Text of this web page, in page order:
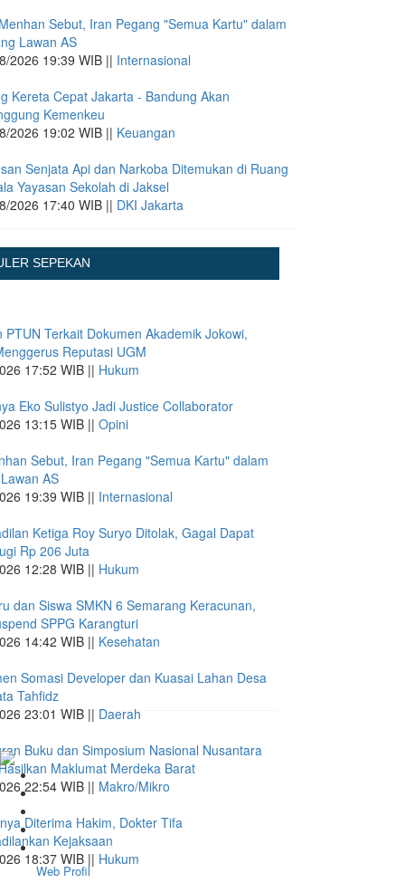
Sebut, Iran Pegang "Semua Kartu" dalam
Lawan AS
2026 19:39 WIB || Internasional
Kereta Cepat Jakarta - Bandung Akan
Kemenkeu
2026 19:02 WIB || Keuangan
Senjata Api dan Narkoba Ditemukan di Ruang
Yayasan Sekolah di Jaksel
2026 17:40 WIB || DKI Jakarta
SEPEKAN
PTUN Terkait Dokumen Akademik Jokowi,
Reputasi UGM
17:52 WIB || Hukum
Eko Sulistyo Jadi Justice Collaborator
13:15 WIB || Opini
Sebut, Iran Pegang "Semua Kartu" dalam
AS
19:39 WIB || Internasional
Ketiga Roy Suryo Ditolak, Gagal Dapat
Rp 206 Juta
12:28 WIB || Hukum
dan Siswa SMKN 6 Semarang Keracunan,
SPPG Karangturi
14:42 WIB || Kesehatan
Somasi Developer dan Kuasai Lahan Desa
Tahfidz
23:01 WIB || Daerah
Buku dan Simposium Nasional Nusantara
Maklumat Merdeka Barat
22:54 WIB || Makro/Mikro
Diterima Hakim, Dokter Tifa
Kejaksaan
18:37 WIB || Hukum
Web Profil